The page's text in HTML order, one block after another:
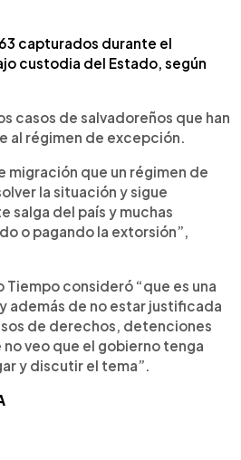
63 capturados durante el
custodia del Estado, según
casos de salvadoreños que han
al régimen de excepción.
migración que un régimen de
la situación y sigue
salga del país y muchas
o pagando la extorsión”,
consideró “que es una
además de no estar justificada
de derechos, detenciones
veo que el gobierno tenga
y discutir el tema”.